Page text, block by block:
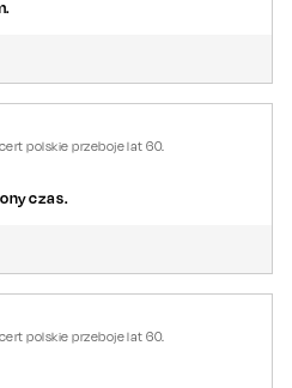
polskie przeboje lat 60.
czas.
polskie przeboje lat 60.